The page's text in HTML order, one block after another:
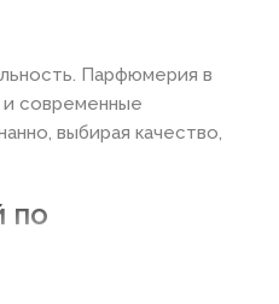
Парфюмерия в
и современные
выбирая качество,
по
композиции,